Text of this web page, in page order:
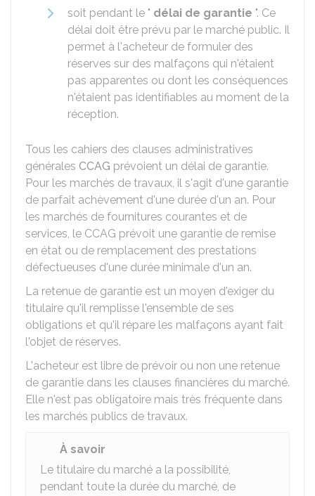
soit pendant le " délai de garantie ". Ce
délai doit être prévu par le marché public. Il
permet à l'acheteur de formuler des
réserves sur des malfaçons qui n'étaient
pas apparentes ou dont les conséquences
n'étaient pas identifiables au moment de la
réception.
Tous les cahiers des clauses administratives
générales CCAG prévoient un délai de garantie.
Pour les marchés de travaux, il s'agit d'une garantie
de parfait achèvement d'une durée d'un an. Pour
les marchés de fournitures courantes et de
services, le CCAG prévoit une garantie de remise
en état ou de remplacement des prestations
défectueuses d'une durée minimale d'un an.
La retenue de garantie est un moyen d'exiger du
titulaire qu'il remplisse l'ensemble de ses
obligations et qu'il répare les malfaçons ayant fait
l'objet de réserves.
L'acheteur est libre de prévoir ou non une retenue
de garantie dans les clauses financières du marché.
Elle n'est pas obligatoire mais très fréquente dans
les marchés publics de travaux.
À savoir
Le titulaire du marché a la possibilité,
pendant toute la durée du marché, de